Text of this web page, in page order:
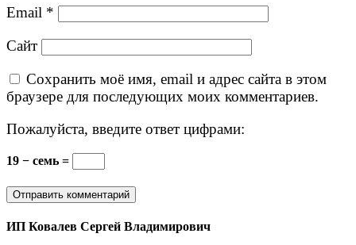
Email *
Сайт
Сохранить моё имя, email и адрес сайта в этом
браузере для последующих моих комментариев.
Пожалуйста, введите ответ цифрами:
19 − семь =
ИП Ковалев Сергей Владимирович